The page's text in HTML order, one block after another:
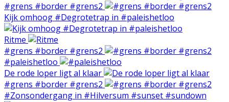
#grens #border #grens2
Kijk omhoog #Degrotetrap in #paleishetloo
Ritme
#grens #border #grens2
#paleishetloo
De rode loper ligt al klaar
#grens #border #grens2
#Zonsondergang in #Hilversum #sunset #sundown